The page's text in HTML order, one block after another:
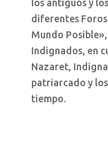
los antiguos y
diferentes
Mundo
Indignados, en
Nazaret,
patriarcado y
tiempo.